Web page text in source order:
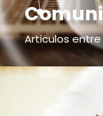
Articulos entre